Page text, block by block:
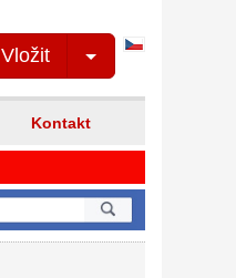
Vložit
Kontakt